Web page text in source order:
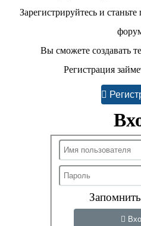
Зарегистрируйтесь и
Вы сможете создавать
Регистрация